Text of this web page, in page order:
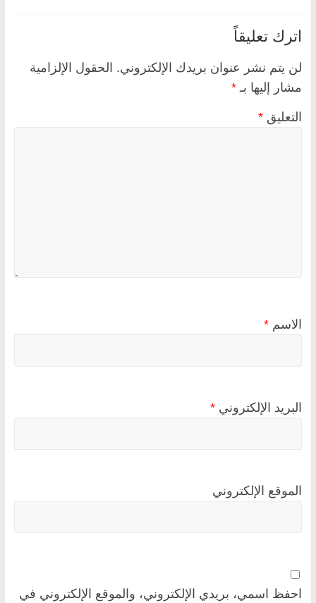
اترك تعليقاً
لن يتم نشر عنوان بريدك الإلكتروني. الحقول الإلزامية
مشار إليها بـ *
التعليق *
الاسم *
البريد الإلكتروني *
الموقع الإلكتروني
احفظ اسمي، بريدي الإلكتروني، والموقع الإلكتروني في